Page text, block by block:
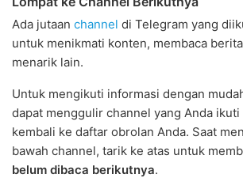
Ada jutaan channel di Telegram yang
untuk menikmati konten, membaca
menarik lain.
Untuk mengikuti informasi dengan
dapat menggulir channel yang Anda
kembali ke daftar obrolan Anda. Saat
bawah channel, tarik ke atas untuk
belum dibaca berikutnya.